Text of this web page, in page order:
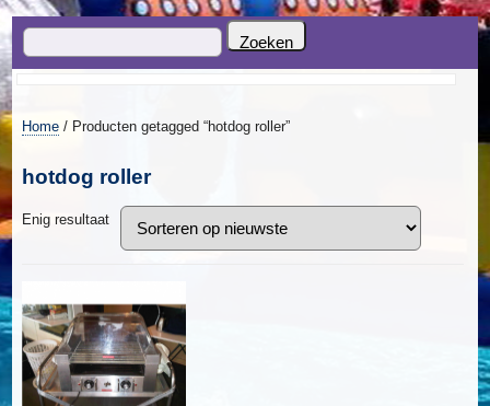
Home/ Producten getagged “hotdog roller”
hotdog roller
Enig resultaat